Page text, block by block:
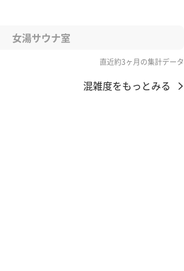
女湯サウナ室
直近約3ヶ月の集計データ
混雑度をもっとみる